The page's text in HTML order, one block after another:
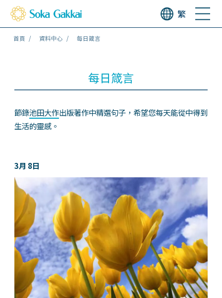
繁
首頁 資料中心 每日箴言
每日箴言
節錄池田大作出版著作中精選句子，希望您每天能從中得到
生活的靈感。
3月 8日